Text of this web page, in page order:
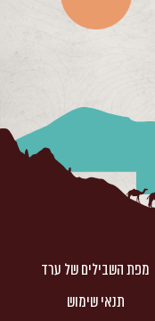
מפת השבילים של ערד
תנאי שימוש